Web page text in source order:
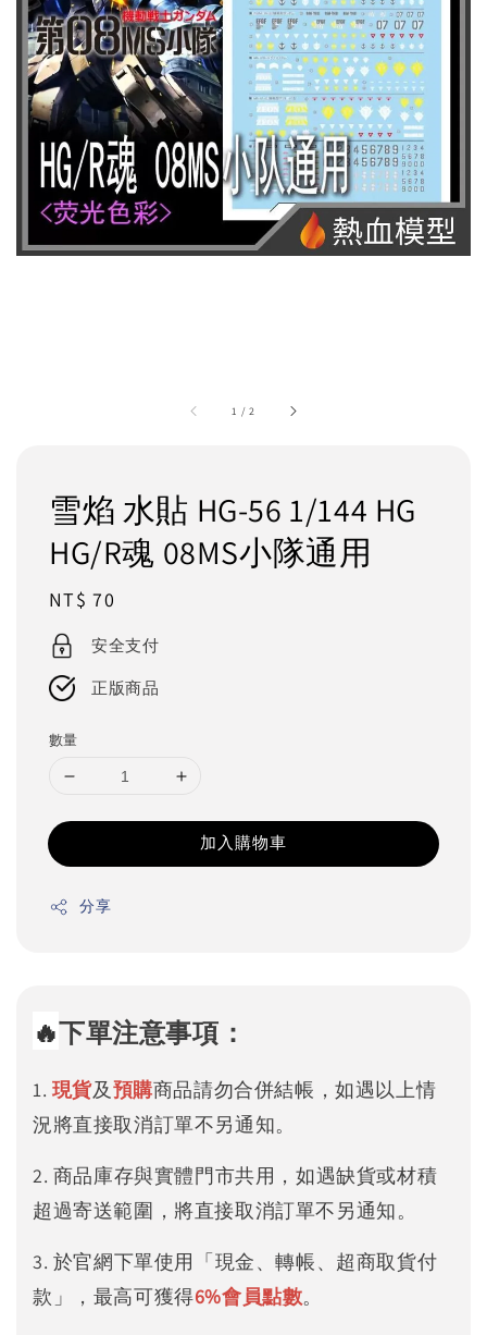
1 /2
雪焰 水貼 HG-56 1/144 HG
HG/R魂 08MS小隊通用
Regular
price
NT$ 70
安全支付
正版商品
數量
加入購物車
分享
🔥下單注意事項：
1. 現貨及預購商品請勿合併結帳，如遇以上情
況將直接取消訂單不另通知。
2. 商品庫存與實體門市共用，如遇缺貨或材積
超過寄送範圍，將直接取消訂單不另通知。
3. 於官網下單使用「現金、轉帳、超商取貨付
款」，最高可獲得6%會員點數。